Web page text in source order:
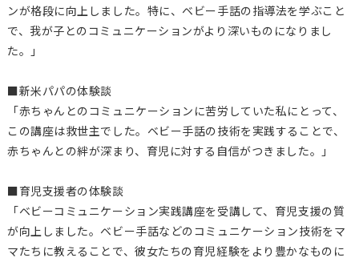
ンが格段に向上しました。特に、ベビー手話の指導法を学ぶこと
で、我が子とのコミュニケーションがより深いものになりまし
た。」
■新米パパの体験談
「赤ちゃんとのコミュニケーションに苦労していた私にとって、
この講座は救世主でした。ベビー手話の技術を実践することで、
赤ちゃんとの絆が深まり、育児に対する自信がつきました。」
■育児支援者の体験談
「ベビーコミュニケーション実践講座を受講して、育児支援の質
が向上しました。ベビー手話などのコミュニケーション技術をマ
マたちに教えることで、彼女たちの育児経験をより豊かなものに